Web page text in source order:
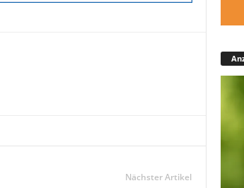
Nächster Artikel